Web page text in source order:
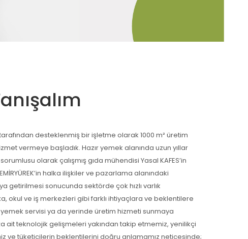
tarafından desteklenmiş bir işletme olarak 1000 m² üretim
vermeye başladık. Hazır yemek alanında uzun yıllar
olarak çalışmış gıda mühendisi Yasal KAFES’in
halka ilişkiler ve pazarlama alanındaki
getirilmesi sonucunda sektörde çok hızlı varlık
okul ve iş merkezleri gibi farklı ihtiyaçlara ve beklentilere
servisi ya da yerinde üretim hizmeti sunmaya
ait teknolojik gelişmeleri yakından takip etmemiz, yenilikçi
ve tüketicilerin beklentilerini doğru anlamamız neticesinde;